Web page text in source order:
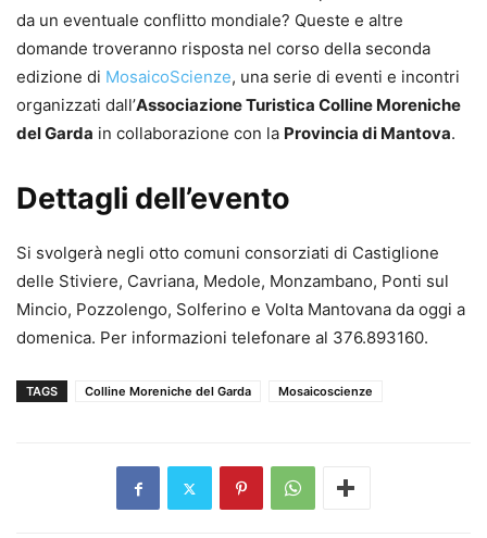
da un eventuale conflitto mondiale? Queste e altre
domande troveranno risposta nel corso della seconda
edizione di MosaicoScienze, una serie di eventi e incontri
organizzati dall’Associazione Turistica Colline Moreniche
del Garda in collaborazione con la Provincia di Mantova.
Dettagli dell’evento
Si svolgerà negli otto comuni consorziati di Castiglione
delle Stiviere, Cavriana, Medole, Monzambano, Ponti sul
Mincio, Pozzolengo, Solferino e Volta Mantovana da oggi a
domenica. Per informazioni telefonare al 376.893160.
TAGS Colline Moreniche del Garda Mosaicoscienze